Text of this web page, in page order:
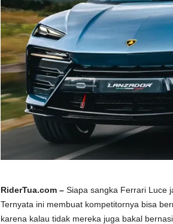
a
.
o
m
RiderTua.com –Siapa sangka Ferrari Luce
Ternyata ini membuat kompetitornya bisa
karena kalau tidak mereka juga bakal